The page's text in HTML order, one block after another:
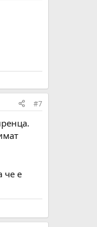
#7
че е